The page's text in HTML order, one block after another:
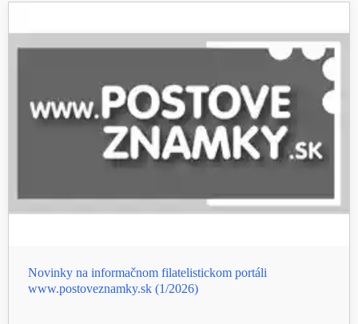
Novinky na informačnom filatelistickom portáli
www.postoveznamky.sk (1/2026)